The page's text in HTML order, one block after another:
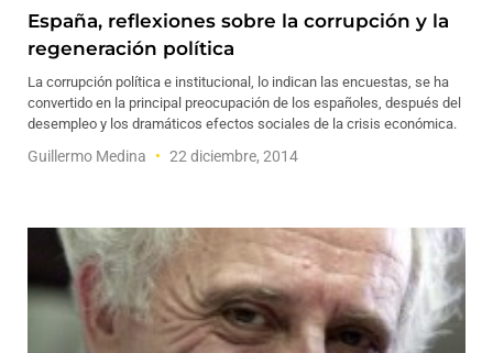
España, reflexiones sobre la corrupción y la
regeneración política
La corrupción política e institucional, ­lo indican las encuestas, se ha
convertido en la principal preocupación de los españoles, después del
desempleo y los dramáticos efectos sociales de la crisis económica.
Guillermo Medina 22 diciembre, 2014